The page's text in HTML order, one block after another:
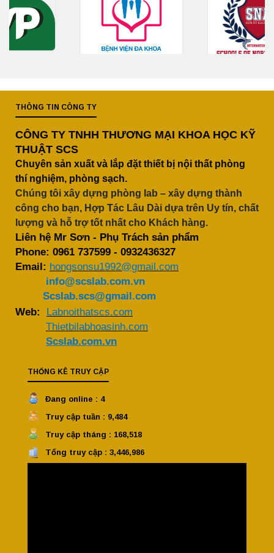
THÔNG TIN CÔNG TY
CÔNG TY TNHH THƯƠNG MẠI KHOA HỌC KỸ
THUẬT SCS
Chuyên sản xuất và lắp đặt thiết bị nội thất phòng
thí nghiệm, phòng sạch.
Chúng tôi xây dựng phòng lab – xây dựng thành
công cho bạn, Hợp Tác Lâu Dài dựa trên Uy tín, chất
lượng và hỗ trợ tốt nhất cho Khách hàng.
Liên hệ Mr Sơn - Phụ Trách sản phẩm
Phone: 0961 737599 - 0932436327
Email: hongsonsu1992@gmail.com
info@scslab.com.vn
Scslab.scs@gmail.com
Web:
Labnoithatscs.com
Thietbilabhoasinh.com
Scslab.com.vn
THỐNG KÊ TRUY CẬP
Đang online : 4
Truy cập tuần : 9,484
Truy cập tháng : 168,518
Tổng truy cập : 3,446,986